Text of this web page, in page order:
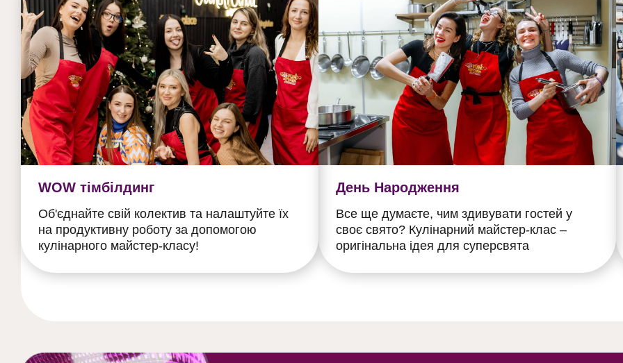
WOW тімбілдинг
Об'єднайте свій колектив та налаштуйте їх
на продуктивну роботу за допомогою
кулінарного майстер-класу!
День Народження
Все ще думаєте, чим здивувати гостей у
своє свято? Кулінарний майстер-клас –
оригінальна ідея для суперсвята